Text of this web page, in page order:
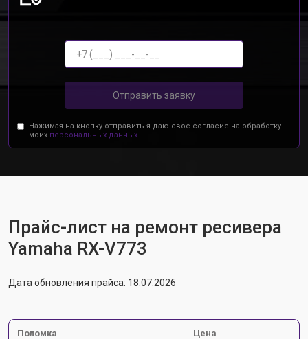
Отправить заявку
Нажимая на кнопку отправить я даю свое согласие на обработку
моих персональных данных.
Прайс-лист на ремонт ресивера
Yamaha RX-V773
Дата обновления прайса: 18.07.2026
Поломка Цена